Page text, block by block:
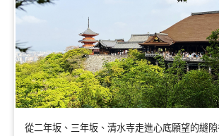
從二年坂、三年坂、清水寺走進心底願望的縫